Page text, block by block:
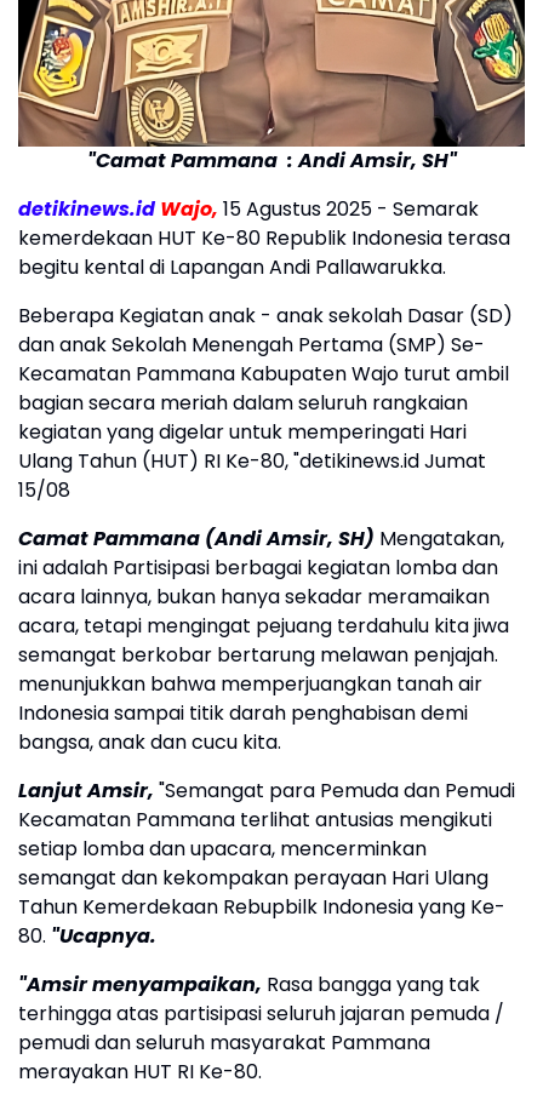
"Camat Pammana : Andi Amsir, SH"
detikinews.id Wajo, 15 Agustus 2025 - Semarak
kemerdekaan HUT Ke-80 Republik Indonesia terasa
begitu kental di Lapangan Andi Pallawarukka.
Beberapa Kegiatan anak - anak sekolah Dasar (SD)
dan anak Sekolah Menengah Pertama (SMP) Se-
Kecamatan Pammana Kabupaten Wajo turut ambil
bagian secara meriah dalam seluruh rangkaian
kegiatan yang digelar untuk memperingati Hari
Ulang Tahun (HUT) RI Ke-80, "detikinews.id Jumat
15/08
Camat Pammana (Andi Amsir, SH) Mengatakan,
ini adalah Partisipasi berbagai kegiatan lomba dan
acara lainnya, bukan hanya sekadar meramaikan
acara, tetapi mengingat pejuang terdahulu kita jiwa
semangat berkobar bertarung melawan penjajah.
menunjukkan bahwa memperjuangkan tanah air
Indonesia sampai titik darah penghabisan demi
bangsa, anak dan cucu kita.
Lanjut Amsir, "Semangat para Pemuda dan Pemudi
Kecamatan Pammana terlihat antusias mengikuti
setiap lomba dan upacara, mencerminkan
semangat dan kekompakan perayaan Hari Ulang
Tahun Kemerdekaan Rebupbilk Indonesia yang Ke-
80. "Ucapnya.
"Amsir menyampaikan, Rasa bangga yang tak
terhingga atas partisipasi seluruh jajaran pemuda /
pemudi dan seluruh masyarakat Pammana
merayakan HUT RI Ke-80.